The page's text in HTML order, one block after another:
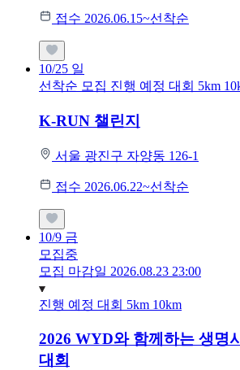
접수 2026.06.15~선착순
10/25 일
선착순 모집 진행 예정 대회 5km
K-RUN 챌린지
서울 광진구 자양동 126-1
접수 2026.06.22~선착순
10/9 금
모집중
모집 마감일 2026.08.23 23:00
진행 예정 대회 5km 10km
2026 WYD와 함께하는 생명
대회